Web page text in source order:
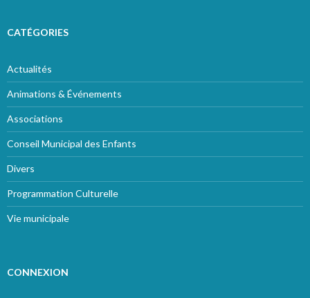
CATÉGORIES
Actualités
Animations & Événements
Associations
Conseil Municipal des Enfants
Divers
Programmation Culturelle
Vie municipale
CONNEXION